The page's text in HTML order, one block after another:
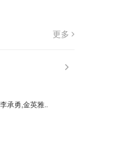
更多
承勇,金英雅..